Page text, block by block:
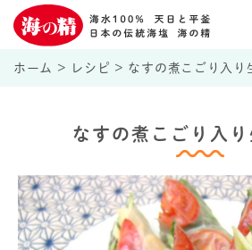
ホーム > レシピ > なすの煮こごり入り
なすの煮こごり入り